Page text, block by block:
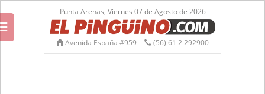
Punta Arenas, Viernes 07 de Agosto de 2026
Avenida España #959 (56) 61 2 292900